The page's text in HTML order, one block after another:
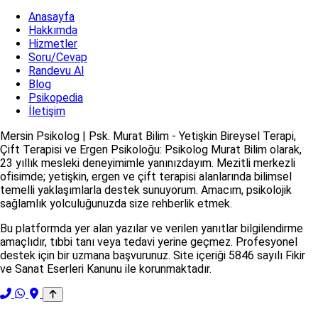
Anasayfa
Hakkımda
Hizmetler
Soru/Cevap
Randevu Al
Blog
Psikopedia
İletişim
Mersin Psikolog | Psk. Murat Bilim - Yetişkin Bireysel Terapi,
Çift Terapisi ve Ergen Psikoloğu: Psikolog Murat Bilim olarak,
23 yıllık mesleki deneyimimle yanınızdayım. Mezitli merkezli
ofisimde; yetişkin, ergen ve çift terapisi alanlarında bilimsel
temelli yaklaşımlarla destek sunuyorum. Amacım, psikolojik
sağlamlık yolculuğunuzda size rehberlik etmek.
Bu platformda yer alan yazılar ve verilen yanıtlar bilgilendirme
amaçlıdır, tıbbi tanı veya tedavi yerine geçmez. Profesyonel
destek için bir uzmana başvurunuz. Site içeriği 5846 sayılı Fikir
ve Sanat Eserleri Kanunu ile korunmaktadır.